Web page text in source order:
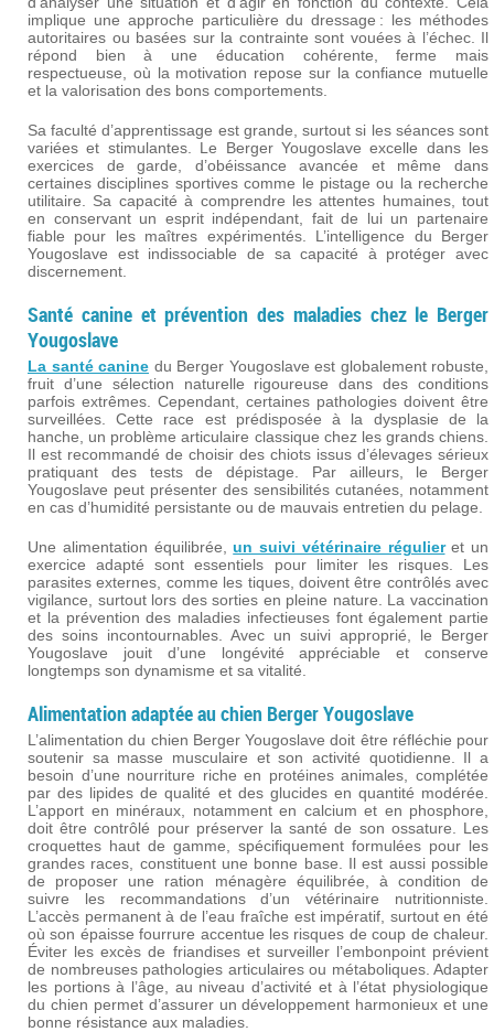
implique une approche particulière du dressage : les méthodes
autoritaires ou basées sur la contrainte sont vouées à l’échec. Il
répond bien à une éducation cohérente, ferme mais
respectueuse, où la motivation repose sur la confiance mutuelle
et la valorisation des bons comportements.
Sa faculté d’apprentissage est grande, surtout si les séances sont
variées et stimulantes. Le Berger Yougoslave excelle dans les
exercices de garde, d’obéissance avancée et même dans
certaines disciplines sportives comme le pistage ou la recherche
utilitaire. Sa capacité à comprendre les attentes humaines, tout
en conservant un esprit indépendant, fait de lui un partenaire
fiable pour les maîtres expérimentés. L’intelligence du Berger
Yougoslave est indissociable de sa capacité à protéger avec
discernement.
Santé canine et prévention des maladies chez le Berger
Yougoslave
La santé canine du Berger Yougoslave est globalement robuste,
fruit d’une sélection naturelle rigoureuse dans des conditions
parfois extrêmes. Cependant, certaines pathologies doivent être
surveillées. Cette race est prédisposée à la dysplasie de la
hanche, un problème articulaire classique chez les grands chiens.
Il est recommandé de choisir des chiots issus d’élevages sérieux
pratiquant des tests de dépistage. Par ailleurs, le Berger
Yougoslave peut présenter des sensibilités cutanées, notamment
en cas d’humidité persistante ou de mauvais entretien du pelage.
Une alimentation équilibrée,un suivi vétérinaire régulieret un
exercice adapté sont essentiels pour limiter les risques. Les
parasites externes, comme les tiques, doivent être contrôlés avec
vigilance, surtout lors des sorties en pleine nature. La vaccination
et la prévention des maladies infectieuses font également partie
des soins incontournables. Avec un suivi approprié, le Berger
Yougoslave jouit d’une longévité appréciable et conserve
longtemps son dynamisme et sa vitalité.
Alimentation adaptée au chien Berger Yougoslave
L’alimentation du chien Berger Yougoslave doit être réfléchie pour
soutenir sa masse musculaire et son activité quotidienne. Il a
besoin d’une nourriture riche en protéines animales, complétée
par des lipides de qualité et des glucides en quantité modérée.
L’apport en minéraux, notamment en calcium et en phosphore,
doit être contrôlé pour préserver la santé de son ossature. Les
croquettes haut de gamme, spécifiquement formulées pour les
grandes races, constituent une bonne base. Il est aussi possible
de proposer une ration ménagère équilibrée, à condition de
suivre les recommandations d’un vétérinaire nutritionniste.
L’accès permanent à de l’eau fraîche est impératif, surtout en été
où son épaisse fourrure accentue les risques de coup de chaleur.
Éviter les excès de friandises et surveiller l’embonpoint prévient
de nombreuses pathologies articulaires ou métaboliques. Adapter
les portions à l’âge, au niveau d’activité et à l’état physiologique
du chien permet d’assurer un développement harmonieux et une
bonne résistance aux maladies.